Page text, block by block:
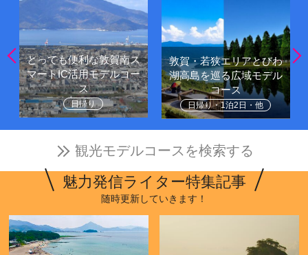
とっても便利な敦賀南ス
マートIC活用モデルコー
ス
日帰り
敦賀・若狭エリアとびわ
湖高島を巡る広域モデル
コース
日帰り・1泊2日・他
観光モデルコースを検索する
魅力発信ライター特集記事
随時更新していきます！